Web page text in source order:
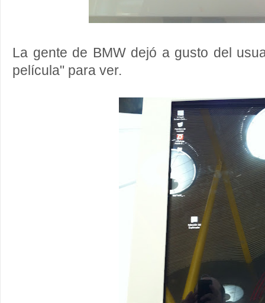
La gente de BMW dejó a gusto del
película" para ver.